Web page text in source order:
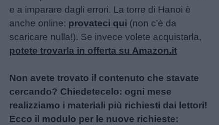
e a imparare dagli errori. La torre di Hanoi è
anche online: provateci qui (non c’è da
scaricare nulla!). Se invece volete acquistarla,
potete trovarla in offerta su Amazon.it
Non avete trovato il contenuto che stavate
cercando? Chiedetecelo: ogni mese
realizziamo i materiali più richiesti dai lettori!
Ecco il modulo per le nuove richieste: